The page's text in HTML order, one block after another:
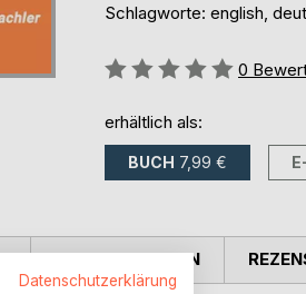
Schlagworte: english,
Bewertung::
0
erhältlich als:
BUCH 7,99 €
PRESSESTIMMEN
Datenschutzerklärung